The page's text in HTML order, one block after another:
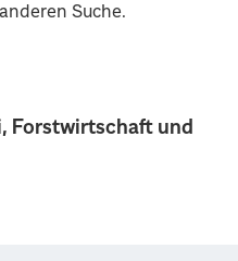
Forstwirtschaft und
Suche.